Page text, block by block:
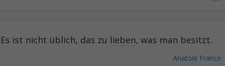
Es ist nicht üblich, das zu lieben, was man besitzt.
Anatole France